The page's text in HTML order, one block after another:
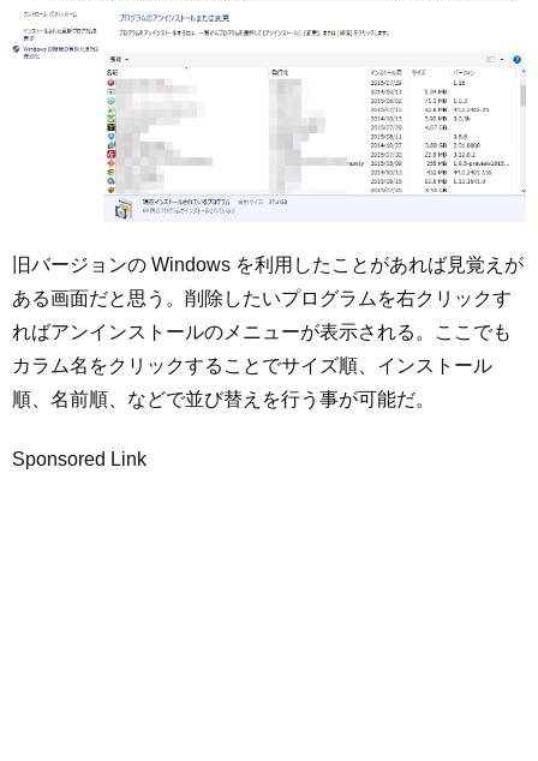
旧バージョンの Windows を利用したことがあれば見覚えが
ある画面だと思う。削除したいプログラムを右クリックす
ればアンインストールのメニューが表示される。ここでも
カラム名をクリックすることでサイズ順、インストール
順、名前順、などで並び替えを行う事が可能だ。
Sponsored Link